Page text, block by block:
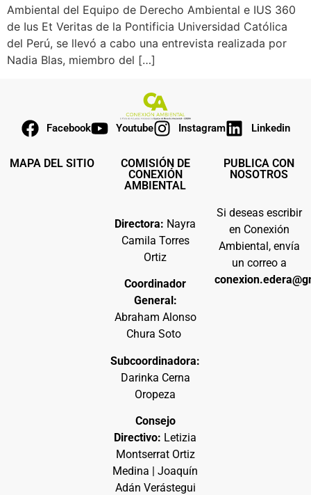
Ambiental del Equipo de Derecho Ambiental e IUS 360
de Ius Et Veritas de la Pontificia Universidad Católica
del Perú, se llevó a cabo una entrevista realizada por
Nadia Blas, miembro del […]
Facebook Youtube Instagram Linkedin
MAPA DEL SITIO
COMISIÓN DE
CONEXIÓN
AMBIENTAL
Directora: Nayra
Camila Torres
Ortiz
Coordinador
General:
Abraham Alonso
Chura Soto
Subcoordinadora:
Darinka Cerna
Oropeza
Consejo
Directivo: Letizia
Montserrat Ortiz
Medina | Joaquín
Adán Verástegui
PUBLICA CON
NOSOTROS
Si deseas escribir
en Conexión
Ambiental, envía
un correo a